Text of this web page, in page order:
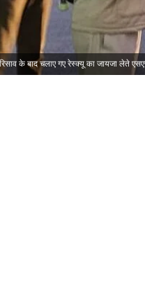
के बाद चलाए गए रेस्क्यू का जायजा लेते